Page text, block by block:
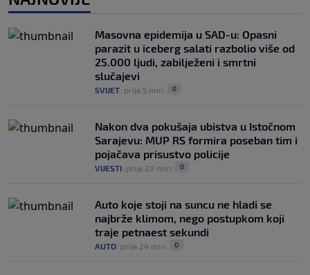
trebao uskoro stići u Madrid
5. aug. 0
Masovna epidemija u SAD-u: Opasni
parazit u iceberg salati razbolio više od
25.000 ljudi, zabilježeni i smrtni
slučajevi
SVIJET prije 5 min 0
Nakon dva pokušaja ubistva u Istočnom
Sarajevu: MUP RS formira poseban tim i
pojačava prisustvo policije
VIJESTI prije 20 min 0
Auto koje stoji na suncu ne hladi se
najbrže klimom, nego postupkom koji
traje petnaest sekundi
AUTO prije 24 min 0